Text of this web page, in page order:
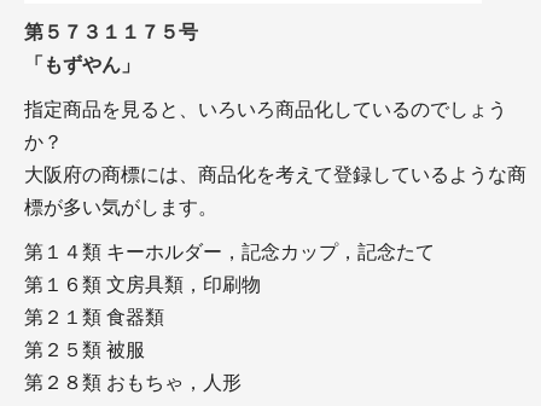
第５７３１１７５号
「もずやん」
指定商品を見ると、いろいろ商品化しているのでしょう
か？
大阪府の商標には、商品化を考えて登録しているような商
標が多い気がします。
第１４類 キーホルダー，記念カップ，記念たて
第１６類 文房具類，印刷物
第２１類 食器類
第２５類 被服
第２８類 おもちゃ，人形